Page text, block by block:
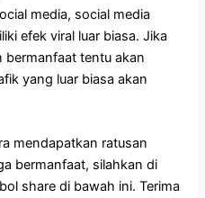
media, social media
efek viral luar biasa. Jika
bermanfaat tentu akan
yang luar biasa akan
mendapatkan ratusan
bermanfaat, silahkan di
share di bawah ini. Terima